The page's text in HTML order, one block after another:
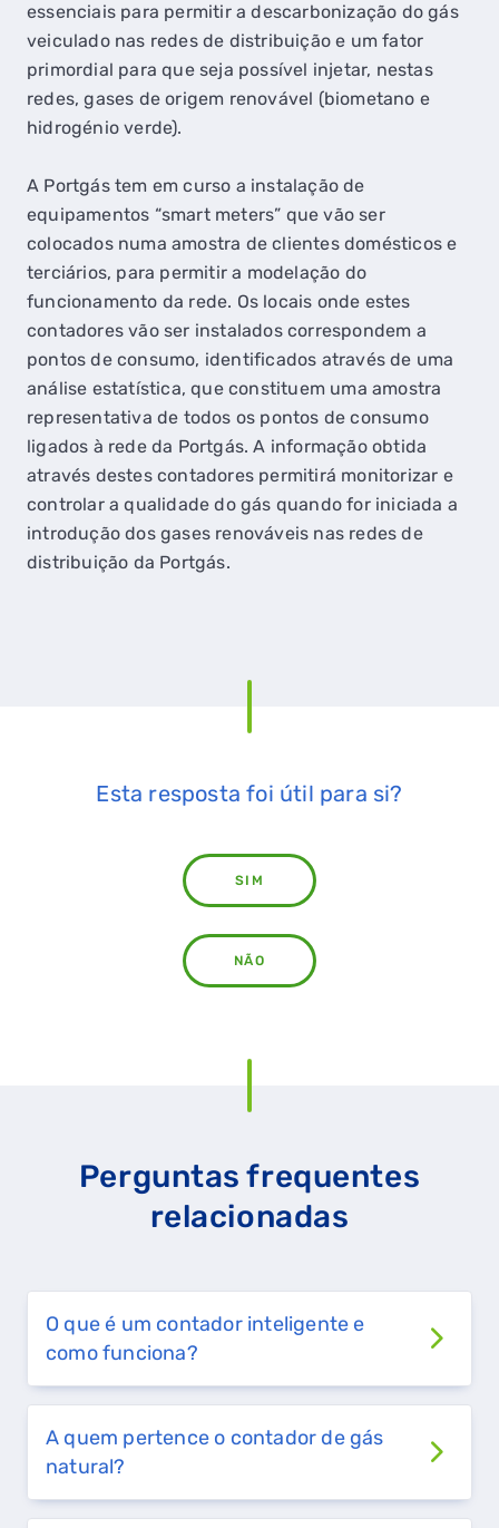
essenciais para permitir a descarbonização do gás
veiculado nas redes de distribuição e um fator
primordial para que seja possível injetar, nestas
redes, gases de origem renovável (biometano e
hidrogénio verde).
A Portgás tem em curso a instalação de
equipamentos “smart meters” que vão ser
colocados numa amostra de clientes domésticos e
terciários, para permitir a modelação do
funcionamento da rede. Os locais onde estes
contadores vão ser instalados correspondem a
pontos de consumo, identificados através de uma
análise estatística, que constituem uma amostra
representativa de todos os pontos de consumo
ligados à rede da Portgás. A informação obtida
através destes contadores permitirá monitorizar e
controlar a qualidade do gás quando for iniciada a
introdução dos gases renováveis nas redes de
distribuição da Portgás.
Esta resposta foi útil para si?
SIM
NÃO
Perguntas frequentes
relacionadas
O que é um contador inteligente e
como funciona?
A quem pertence o contador de gás
natural?
QUERO TER GÁS NATURAL